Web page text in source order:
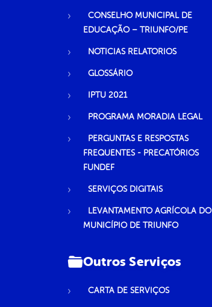
CONSELHO MUNICIPAL DE
EDUCAÇÃO – TRIUNFO/PE
NOTICIAS RELATORIOS
GLOSSÁRIO
IPTU 2021
PROGRAMA MORADIA LEGAL
PERGUNTAS E RESPOSTAS
FREQUENTES - PRECATÓRIOS
FUNDEF
SERVIÇOS DIGITAIS
LEVANTAMENTO AGRÍCOLA DO
MUNICÍPIO DE TRIUNFO
Outros Serviços
CARTA DE SERVIÇOS